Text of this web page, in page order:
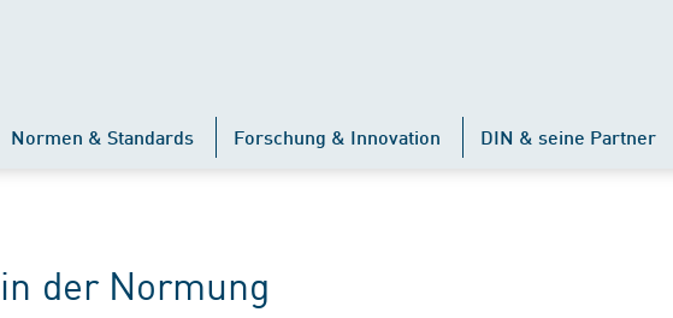
Normen & Standards Forschung & Innovation DIN & seine Partner
der Normung